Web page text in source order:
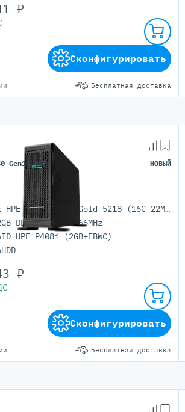
Бесплатная доставка
₽
Сконфигурировать
Gen10 8SFF НОВЫЙ
1x HPE Intel Xeon Gold 5218 (16C 22M Cache 2.30 GHz)
DDR4 RDIMM 2666MHz
HPE P408i (2GB+FBWC)
Бесплатная доставка
₽
Сконфигурировать